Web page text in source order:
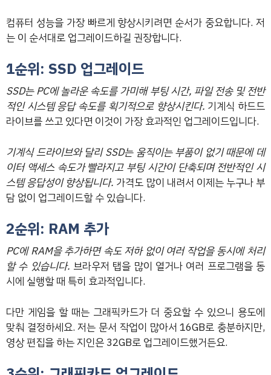
컴퓨터 성능을 가장 빠르게 향상시키려면 순서가 중요합니다. 저
는 이 순서대로 업그레이드하길 권장합니다.
1순위: SSD 업그레이드
SSD는 PC에 놀라운 속도를 가미해 부팅 시간, 파일 전송 및 전반
적인 시스템 응답 속도를 획기적으로 향상시킨다. 기계식 하드드
라이브를 쓰고 있다면 이것이 가장 효과적인 업그레이드입니다.
기계식 드라이브와 달리 SSD는 움직이는 부품이 없기 때문에 데
이터 액세스 속도가 빨라지고 부팅 시간이 단축되며 전반적인 시
스템 응답성이 향상됩니다. 가격도 많이 내려서 이제는 누구나 부
담 없이 업그레이드할 수 있습니다.
2순위: RAM 추가
PC에 RAM을 추가하면 속도 저하 없이 여러 작업을 동시에 처리
할 수 있습니다. 브라우저 탭을 많이 열거나 여러 프로그램을 동
시에 실행할 때 특히 효과적입니다.
다만 게임을 할 때는 그래픽카드가 더 중요할 수 있으니 용도에
맞춰 결정하세요. 저는 문서 작업이 많아서 16GB로 충분하지만,
영상 편집을 하는 지인은 32GB로 업그레이드했거든요.